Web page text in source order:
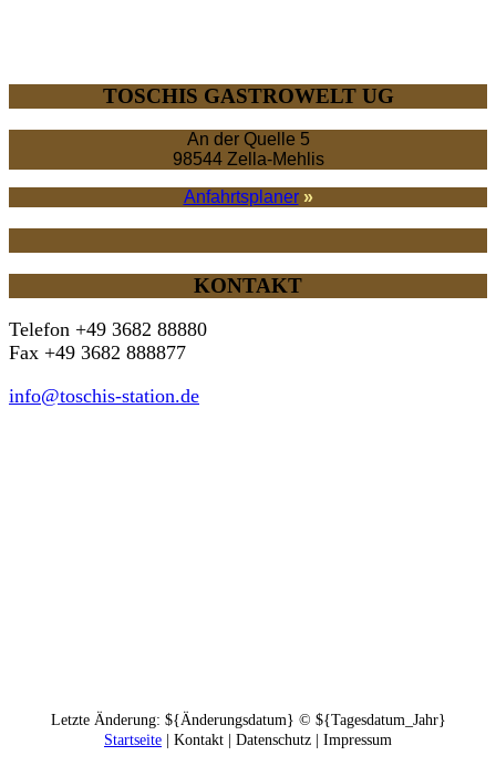
TOSCHIS GASTRO­WELT UG
An der Quelle 5
98544 Zella-Mehlis
Anfahrtsplaner »
KONTAKT
Telefon +49 3682 88880
Fax +49 3682 888877
info@toschis-station.de
Letzte Änderung: ${Änderungsdatum} © ${Tagesdatum_Jahr}
Startseite | Kontakt | Daten­schutz | Impressum